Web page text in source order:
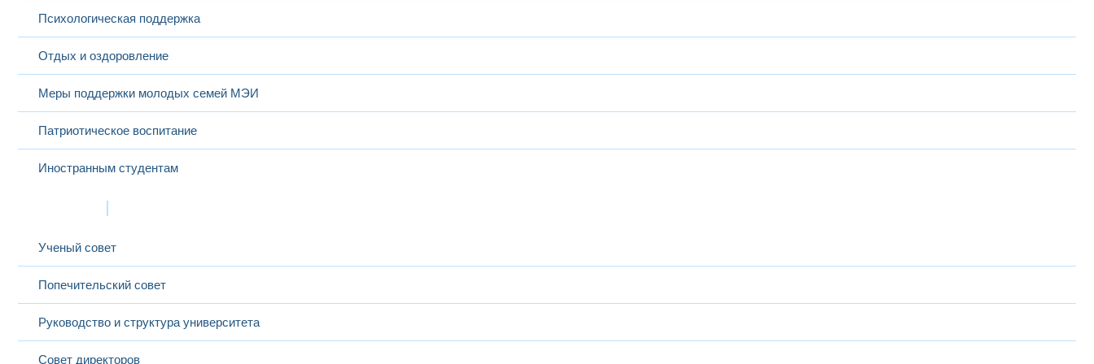
Психологическая поддержка
Отдых и оздоровление
Меры поддержки молодых семей МЭИ
Патриотическое воспитание
Иностранным студентам
Ученый совет
Попечительский совет
Руководство и структура университета
Совет директоров